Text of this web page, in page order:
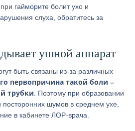
гайморите болит ухо и
слуха, обратитесь за
ушной аппарат
быть связаны из-за различных
первопричина такой боли –
трубки . Поэтому при образовании
шумов в среднем ухе,
в кабинете ЛОР-врача.